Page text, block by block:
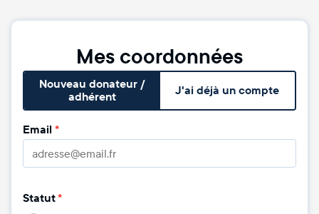
Mes coordonnées
Nouveau donateur /
adhérent
J'ai déjà un compte
Email *
Statut*